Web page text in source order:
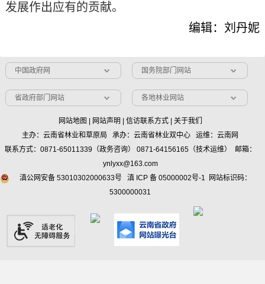
发展作出应有的贡献。
编辑：刘丹妮
中国政府网 国务院部门网站
省政府部门网站 各地林业网站
网站地图 网站声明 信访联系方式| 关于我们
主办：云南省林业和草原局 承办：云南省林业双中心 运维：云南网
联系方式：0871-65011339（政务咨询） 0871-64156165（技术运维） 邮箱：
ynlyxx@163.com
滇公网安备 53010302000633号
滇 ICP 备 05000002号-1 网站标识码：
5300000031